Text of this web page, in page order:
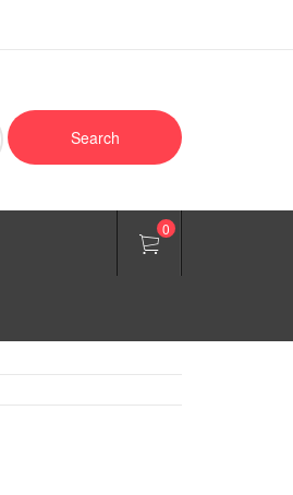
Search
0